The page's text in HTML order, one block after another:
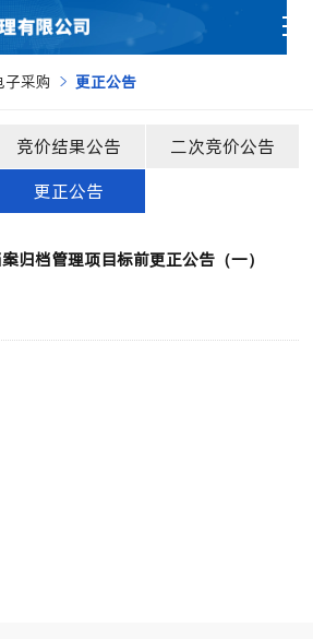
子采购  更正公告
竞价结果公告
二次竞价公告
更正公告
归档管理项目标前更正公告（一）